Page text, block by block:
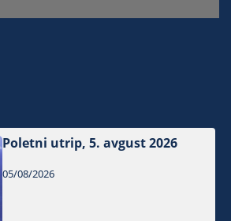
Poletni utrip, 5. avgust 2026
05/08/2026